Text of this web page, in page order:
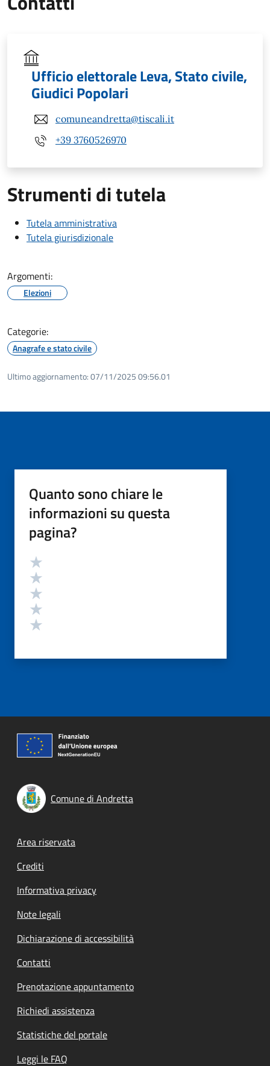
Ufficio elettorale Leva, Stato civile,
Giudici Popolari
comuneandretta@tiscali.it
+39 3760526970
Strumenti di tutela
Tutela amministrativa
Tutela giurisdizionale
Argomenti:
Elezioni
Categorie:
Anagrafe e stato civile
Ultimo aggiornamento:07/11/2025 09:56.01
Quanto sono chiare le
informazioni su questa
pagina?
Valutazione
Comune di Andretta
Footer menu
Area riservata
Crediti
Informativa privacy
Note legali
Dichiarazione di accessibilità
Contatti
Prenotazione appuntamento
Richiedi assistenza
Statistiche del portale
Leggi le FAQ